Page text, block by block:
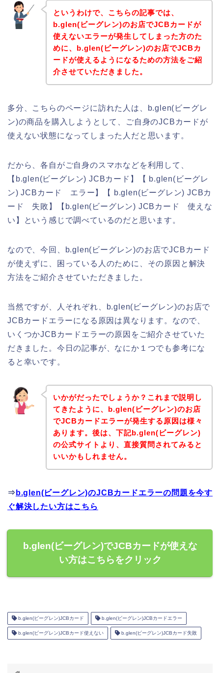
というわけで、こちらの記事では、
b.glen(ビーグレン)のお店でJCBカードが
使えないエラーが発生してしまった方のた
めに、b.glen(ビーグレン)のお店でJCBカ
ードが使えるようになるための方法をご紹
介させていただきました。
多分、こちらのページに訪れた人は、b.glen(ビーグレ
ン)の商品を購入しようとして、ご自身のJCBカードが
使えない状態になってしまった人だと思います。
だから、各自がご自身のスマホなどを利用して、
【b.glen(ビーグレン) JCBカード】【 b.glen(ビーグレ
ン) JCBカード エラー】【 b.glen(ビーグレン) JCBカ
ード 失敗】【b.glen(ビーグレン) JCBカード 使えな
い】という感じで調べているのだと思います。
なので、今回、b.glen(ビーグレン)のお店でJCBカード
が使えずに、困っている人のために、その原因と解決
方法をご紹介させていただきました。
当然ですが、人それぞれ、b.glen(ビーグレン)のお店で
JCBカードエラーになる原因は異なります。なので、
いくつかJCBカードエラーの原因をご紹介させていた
だきました。今日の記事が、なにか１つでも参考にな
ると幸いです。
いかがだったでしょうか？これまで説明し
てきたように、b.glen(ビーグレン)のお店
でJCBカードエラーが発生する原因は様々
あります。後は、下記b.glen(ビーグレン)
の公式サイトより、直接質問されてみると
いいかもしれません。
⇒ b.glen(ビーグレン)のJCBカードエラーの問題を今す
ぐ解決したい方はこちら
b.glen(ビーグレン)でJCBカードが使えな
い方はこちらをクリック
b.glen(ビーグレン)JCBカード b.glen(ビーグレン)JCBカードエラー
b.glen(ビーグレン)JCBカード使えない b.glen(ビーグレン)JCBカード失敗